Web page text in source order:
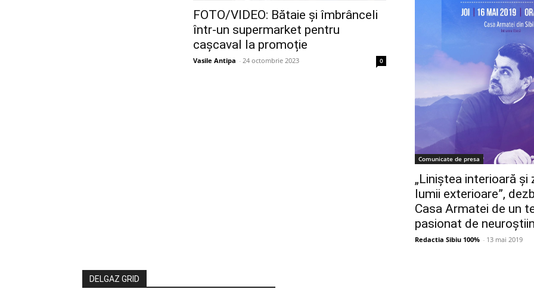
FOTO/VIDEO: Bătaie și îmbrânceli
într-un supermarket pentru
cașcaval la promoție
Vasile Antipa - 24 octombrie 2023 0
Comunicate de presa
„Liniștea interioară
lumii exterioare”,
Casa Armatei de un
pasionat de
Redactia Sibiu 100% - 13 mai 2019
DELGAZ GRID